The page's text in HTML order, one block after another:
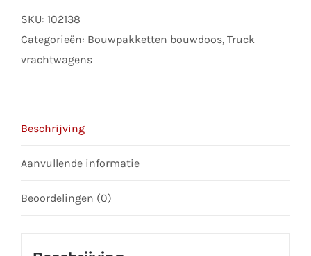
address
to
this
SKU: 102138
Categorieën: Bouwpakketten bouwdoos, Truck
vrachtwagens
Beschrijving
Aanvullende informatie
Beoordelingen (0)